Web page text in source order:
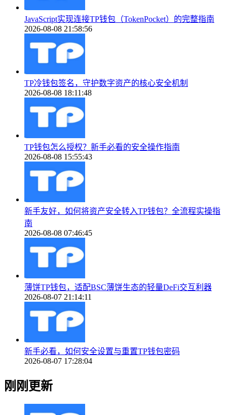
JavaScript实现连接TP钱包（TokenPocket）的完整指南
2026-08-08 21:58:56
TP冷钱包签名，守护数字资产的核心安全机制
2026-08-08 18:11:48
TP钱包怎么授权？新手必看的安全操作指南
2026-08-08 15:55:43
新手友好，如何将资产安全转入TP钱包？全流程实操指
南
2026-08-08 07:46:45
薄饼TP钱包，适配BSC薄饼生态的轻量DeFi交互利器
2026-08-07 21:14:11
新手必看，如何安全设置与重置TP钱包密码
2026-08-07 17:28:04
刚刚更新